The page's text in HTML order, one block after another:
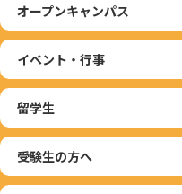
オープンキャンパス
イベント・行事
留学生
受験生の方へ